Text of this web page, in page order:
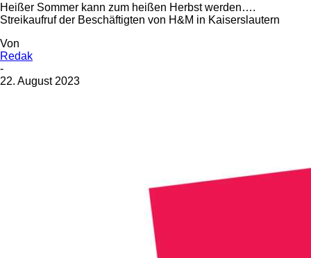
Heißer Sommer kann zum heißen Herbst werden….
Streikaufruf der Beschäftigten von H&M in Kaiserslautern
Von
Redak
-
22. August 2023